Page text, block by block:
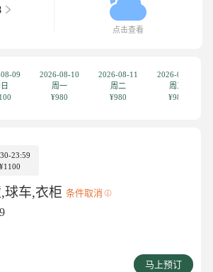
点击查看
09
2026-08-10
周一
¥980
2026-08-11
周二
¥980
2026-08-12
周三
¥980
23:59
¥1100
球车,衣柜 条件取消
马上预订